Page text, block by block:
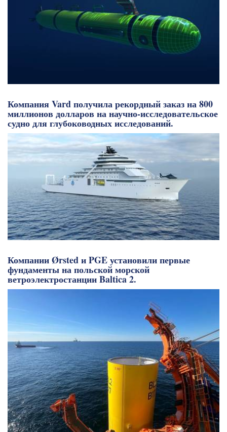
Компания Vard получила рекордный заказ на 800
миллионов долларов на научно-исследовательское
судно для глубоководных исследований.
Компании Ørsted и PGE установили первые
фундаменты на польской морской
ветроэлектростанции Baltica 2.